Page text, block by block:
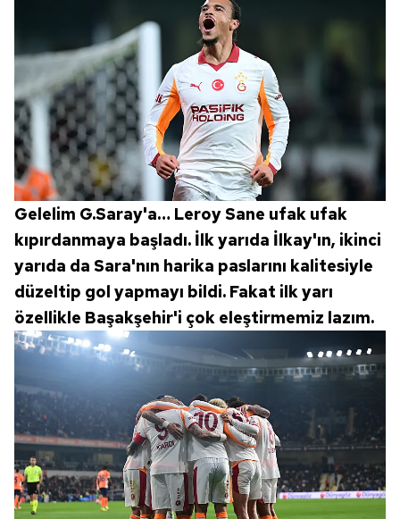
toplumu hizmetlerinin sunulması amacıyla
kullanılmaktadır. Diğer çerezler, sitemizin daha işlevsel
kılınması ve kişiselleştirilmesi ve sizlere yönelik
reklam/pazarlama faaliyetlerinin yapılması, amaçlarıyla
sınırlı olarak açık rızanız dahilinde kullanılacaktır.
Çerezlere ilişkin tercihlerinizi aşağıda yer alan panel
vasıtasıyla belirleyebilirsiniz. Çerezlere ilişkin detaylı bilgi
için Ayarlar butonuna tıklayabilir,Çerez Bilgilendirme
Metnimiziziyaret edebilirsiniz.
6698 sayılı Kişisel Verilerin Korunması Kanunu uyarınca
hazırlanmış Aydınlatma Metnimizi okumak ve sitemizde
ilgili mevzuata uygun olarak kullanılan çerezlerle ilgili bilgi
almak için lütfentıklayınız
Gelelim G.Saray'a… Leroy Sane ufak ufak
kıpırdanmaya başladı. İlk yarıda İlkay'ın, ikinci
yarıda da Sara'nın harika paslarını kalitesiyle
düzeltip gol yapmayı bildi. Fakat ilk yarı
özellikle Başakşehir'i çok eleştirmemiz lazım.